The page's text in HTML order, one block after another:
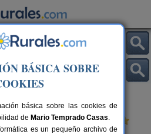
de Langre
BÁSICA SOBRE
básica sobre las cookies de
de Mario Temprado Casas.
es un pequeño archivo de